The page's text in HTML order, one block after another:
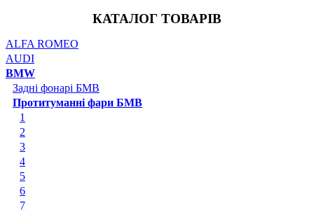
КАТАЛОГ ТОВАРІВ
ALFA ROMEO
AUDI
BMW
Задні фонарі БМВ
Протитуманні фари БМВ
1
2
3
4
5
6
7